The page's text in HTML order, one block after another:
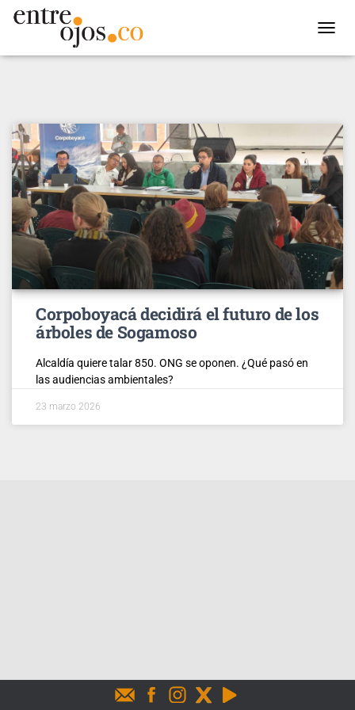
Corpoboyacá decidirá el futuro de los
árboles de Sogamoso
Alcaldía quiere talar 850. ONG se oponen. ¿Qué pasó en
las audiencias ambientales?
23 marzo 2026